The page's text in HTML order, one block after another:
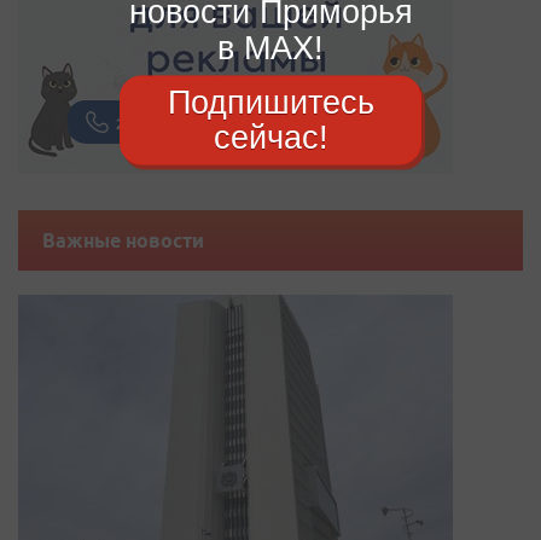
Важные новости
новости Приморья
в MAX!
Подпишитесь
сейчас!